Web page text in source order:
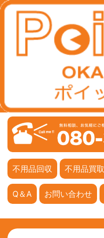
不用品回収 不用品買取
Q＆A お問い合わせ